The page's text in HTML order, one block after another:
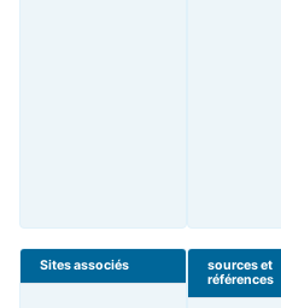
Sites associés
sources et
références